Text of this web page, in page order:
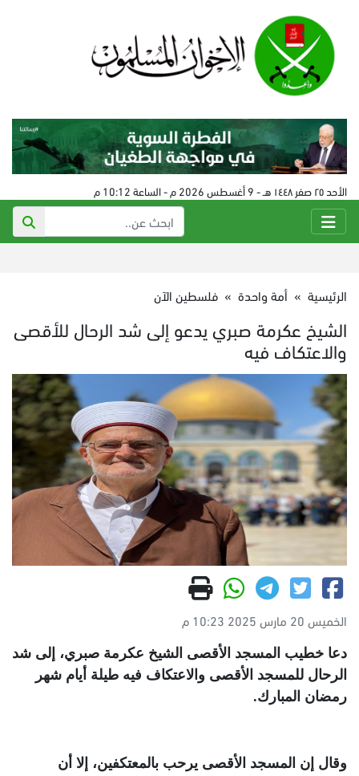
الأحد ٢٥ صفر ١٤٤٨ هـ - 9 أغسطس 2026 م - الساعة 10:12 م
الرئيسية » أمة واحدة » فلسطين الآن
الشيخ عكرمة صبري يدعو إلى شد الرحال للأقصى
والاعتكاف فيه
الخميس 20 مارس 2025 10:23 م
دعا خطيب المسجد الأقصى الشيخ عكرمة صبري، إلى شد
الرحال للمسجد الأقصى والاعتكاف فيه طيلة أيام شهر
رمضان المبارك.
وقال إن المسجد الأقصى يرحب بالمعتكفين، إلا أن